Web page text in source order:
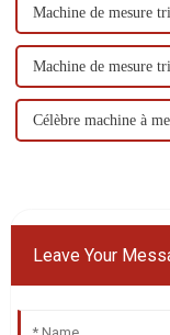
Machine de mesure
Machine de mesure
Célèbre machine à
Leave Your